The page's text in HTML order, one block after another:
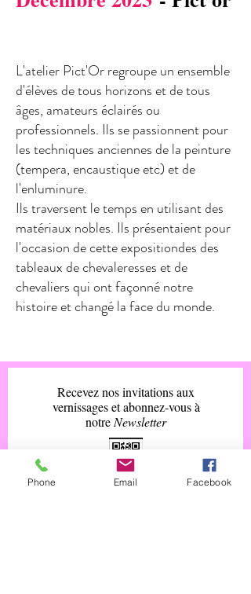
L'atelier Pict'Or regroupe un ensemble
d'élèves de tous horizons et de tous
âges, amateurs éclairés ou
professionnels. Ils se passionnent pour
les techniques anciennes de la peinture
(tempera, encaustique etc) et de
l'enluminure.
Ils traversent le temps en utilisant des
matériaux nobles. Ils présentaient pour
l'occasion de cette expositiondes des
tableaux de chevaleresses et de
chevaliers qui ont façonné notre
histoire et changé la face du monde.
Recevez nos invitations aux
vernissages et abonnez-vous à
notre Newsletter
Phone Email Facebook